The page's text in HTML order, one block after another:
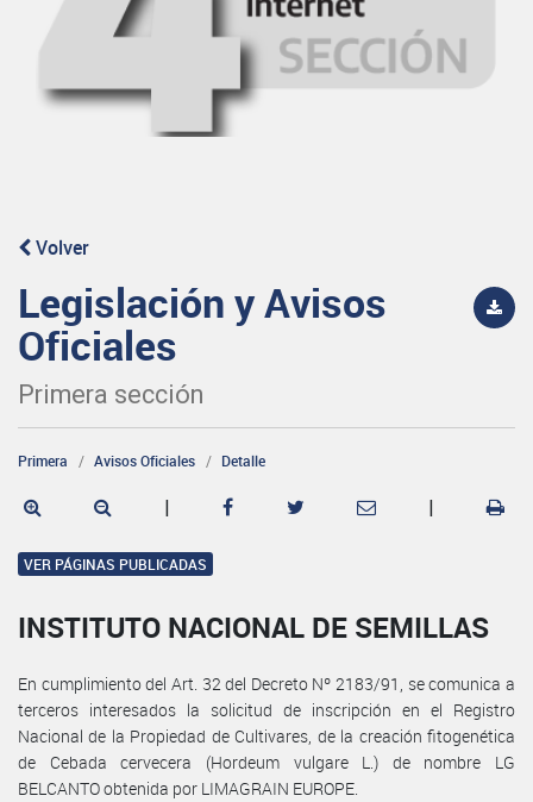
Volver
Legislación y Avisos
Oficiales
Primera sección
Primera Avisos Oficiales Detalle
| |
VER PÁGINAS PUBLICADAS
INSTITUTO NACIONAL DE SEMILLAS
En cumplimiento del Art. 32 del Decreto Nº 2183/91, se comunica a
terceros interesados la solicitud de inscripción en el Registro
Nacional de la Propiedad de Cultivares, de la creación fitogenética
de Cebada cervecera (Hordeum vulgare L.) de nombre LG
BELCANTO obtenida por LIMAGRAIN EUROPE.